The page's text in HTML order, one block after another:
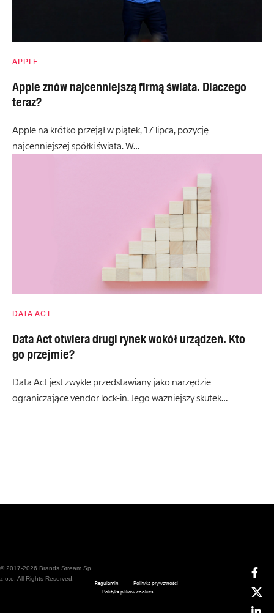
APPLE
Apple znów najcenniejszą firmą świata. Dlaczego
teraz?
Apple na krótko przejął w piątek, 17 lipca, pozycję
najcenniejszej spółki świata. W…
DATA ACT
Data Act otwiera drugi rynek wokół urządzeń. Kto
go przejmie?
Data Act jest zwykle przedstawiany jako narzędzie
ograniczające vendor lock-in. Jego ważniejszy skutek…
© 2017-2026 Brands Stream Sp.
z o.o. All Rights Reserved.
Regulamin
Polityka prywatności
Polityka plików cookies